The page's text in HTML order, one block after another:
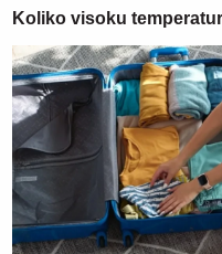
Koliko visoku